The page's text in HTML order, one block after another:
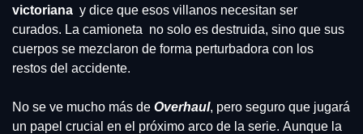
victoriana y dice que esos villanos necesitan ser
curados. La camioneta  no solo es destruida, sino que sus
cuerpos se mezclaron de forma perturbadora con los
restos del accidente.
No se ve mucho más de Overhaul, pero seguro que jugará
un papel crucial en el próximo arco de la serie. Aunque la